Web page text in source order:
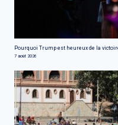
Pourquoi Trump est heureux de la
7 août 2026